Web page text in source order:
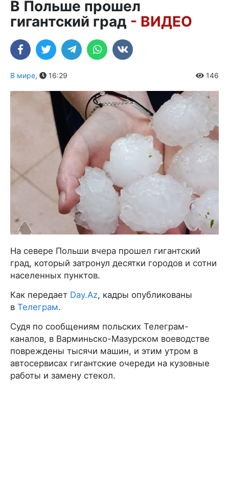
В Польше прошел
гигантский град - ВИДЕО
В мире, 16:29 146
На севере Польши вчера прошел гигантский
град, который затронул десятки городов и сотни
населенных пунктов.
Как передает Day.Az, кадры опубликованы
в Телеграм.
Судя по сообщениям польских Телеграм-
каналов, в Варминьско-Мазурском воеводстве
повреждены тысячи машин, и этим утром в
автосервисах гигантские очереди на кузовные
работы и замену стекол.